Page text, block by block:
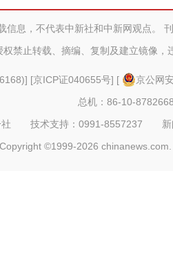
信息，不代表中新社和中新网观点。
权禁止转载、摘编、复制及建立镜像，
] [京ICP证040655号] [
京公网
总机：86-10-
社 技术支持：0991-8557237
Copyright ©1999-2026